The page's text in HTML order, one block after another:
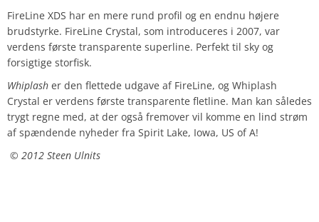
FireLine XDS har en mere rund profil og en endnu højere
brudstyrke. FireLine Crystal, som introduceres i 2007, var
verdens første transparente superline. Perfekt til sky og
forsigtige storfisk.
Whiplash er den flettede udgave af FireLine, og Whiplash
Crystal er verdens første transparente fletline. Man kan således
trygt regne med, at der også fremover vil komme en lind strøm
af spændende nyheder fra Spirit Lake, Iowa, US of A!
© 2012 Steen Ulnits